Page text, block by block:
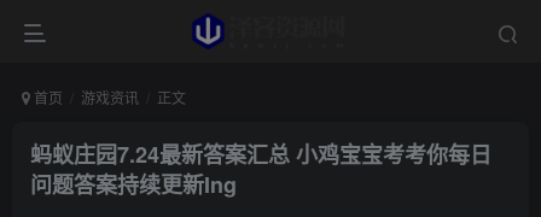
首页 游戏资讯 正文
蚂蚁庄园7.24最新答案汇总 小鸡宝宝考考你每日
问题答案持续更新Ing